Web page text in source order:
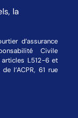
la
d’assurance
Civile
articles L512-6 et
l’ACPR, 61 rue